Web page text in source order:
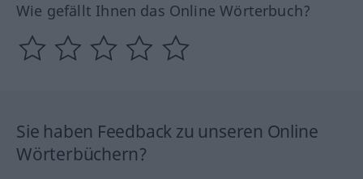
Wie gefällt Ihnen das Online Wörterbuch?
Sie haben Feedback zu unseren Online
Wörterbüchern?